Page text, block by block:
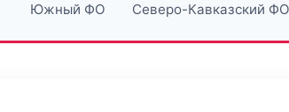
Южный ФО Северо-Кавказский ФО